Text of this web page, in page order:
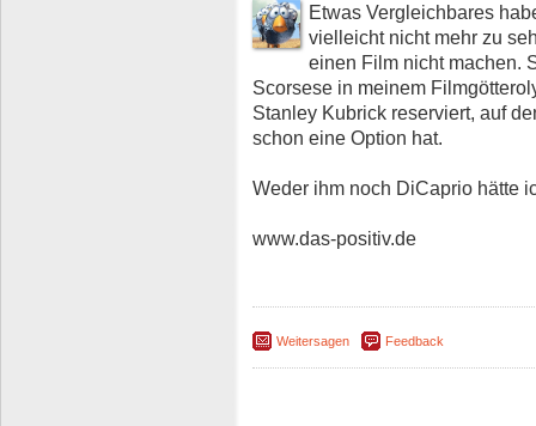
Etwas Vergleichbares
vielleicht nicht mehr zu
einen Film nicht machen.
Scorsese in meinem
Stanley Kubrick reserviert, auf
schon eine Option hat.
Weder ihm noch DiCaprio hätte
www.das-positiv.de
Weitersagen Feedback